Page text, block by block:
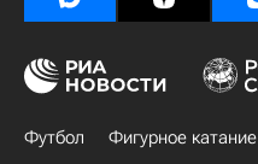
Футбол Фигурное катание